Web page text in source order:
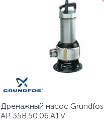
Дренажный насос
AP 35B.50.06.A1.V